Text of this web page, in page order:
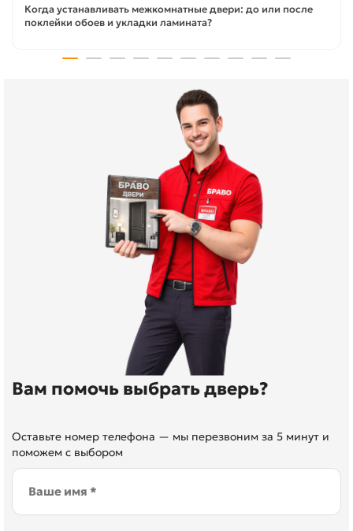
Когда устанавливать межкомнатные двери: до или после
поклейки обоев и укладки ламината?
Вам помочь выбрать дверь?
Оставьте номер телефона — мы перезвоним за 5 минут и
поможем с выбором